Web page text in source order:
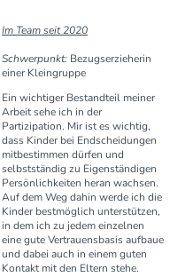
Im Team seit 2020
Schwerpunkt: Bezugserzieherin
einer Kleingruppe
Ein wichtiger Bestandteil meiner
Arbeit sehe ich in der
Partizipation. Mir ist es wichtig,
dass Kinder bei Endscheidungen
mitbestimmen dürfen und
selbstständig zu Eigenständigen
Persönlichkeiten heran wachsen.
Auf dem Weg dahin werde ich die
Kinder bestmöglich unterstützen,
in dem ich zu jedem einzelnen
eine gute Vertrauensbasis aufbaue
und dabei auch in einem guten
Kontakt mit den Eltern stehe.